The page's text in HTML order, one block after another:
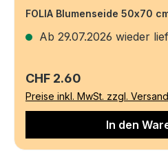
FOLIA Blumenseide 50x70
Ab 29.07.2026 wieder
Regulärer Preis:
CHF 2.60
Preise inkl. MwSt. zzgl.
In den